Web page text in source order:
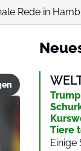
Rede in
Tiere
Einige